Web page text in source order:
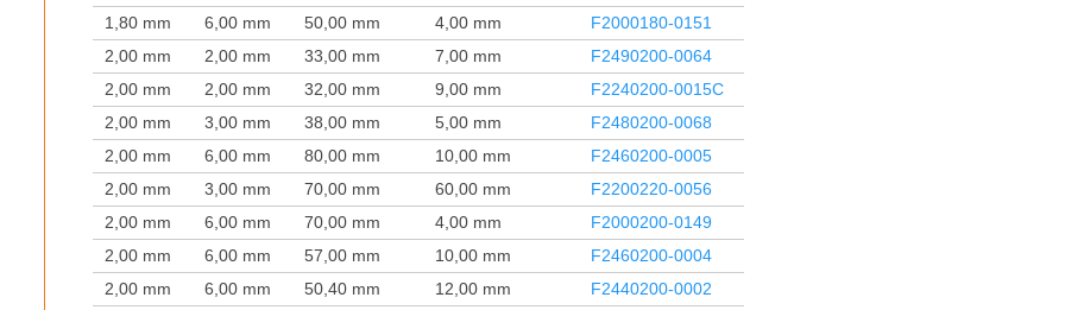
1,80 mm
6,00 mm 50,00 mm 4,00 mm
F2000180-0151
2,00 mm
2,00 mm 33,00 mm 7,00 mm
F2490200-0064
2,00 mm
2,00 mm 32,00 mm 9,00 mm
F2240200-0015C
2,00 mm
3,00 mm 38,00 mm 5,00 mm
F2480200-0068
2,00 mm
6,00 mm 80,00 mm 10,00 mm
F2460200-0005
2,00 mm
3,00 mm 70,00 mm 60,00 mm
F2200220-0056
2,00 mm
6,00 mm 70,00 mm 4,00 mm
F2000200-0149
2,00 mm
6,00 mm 57,00 mm 10,00 mm
F2460200-0004
2,00 mm
6,00 mm 50,40 mm 12,00 mm
F2440200-0002